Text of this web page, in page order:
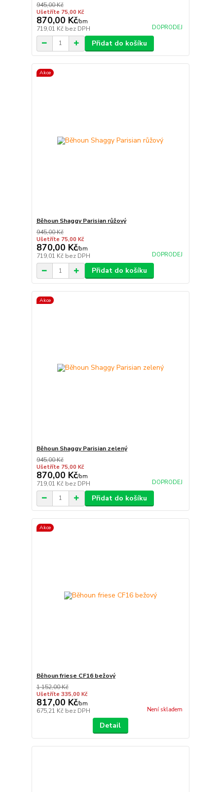
945,00 Kč
Ušetříte 75,00 Kč
870,00 Kč/bm
719,01 Kč bez DPH DOPRODEJ
Přidat do košíku
Akce
Běhoun Shaggy Parisian růžový
945,00 Kč
Ušetříte 75,00 Kč
870,00 Kč/bm
719,01 Kč bez DPH DOPRODEJ
Přidat do košíku
Akce
Běhoun Shaggy Parisian zelený
945,00 Kč
Ušetříte 75,00 Kč
870,00 Kč/bm
719,01 Kč bez DPH DOPRODEJ
Přidat do košíku
Akce
Běhoun friese CF16 bežový
1 152,00 Kč
Ušetříte 335,00 Kč
817,00 Kč/bm
675,21 Kč bez DPH Není skladem
Detail